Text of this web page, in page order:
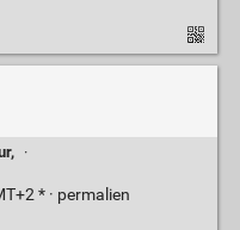
·
* · permalien